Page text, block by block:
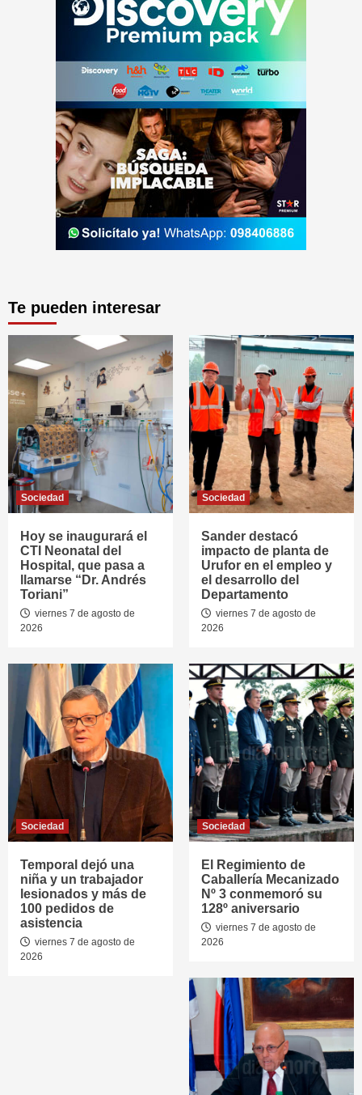
Te pueden interesar
Sociedad
Hoy se inaugurará el
CTI Neonatal del
Hospital, que pasa a
llamarse “Dr. Andrés
Toriani”
viernes 7 de agosto de
2026
Sociedad
Sander destacó
impacto de planta de
Urufor en el empleo y
el desarrollo del
Departamento
viernes 7 de agosto de
2026
Sociedad
Temporal dejó una
niña y un trabajador
lesionados y más de
100 pedidos de
asistencia
viernes 7 de agosto de
2026
Sociedad
El Regimiento de
Caballería Mecanizado
Nº 3 conmemoró su
128º aniversario
viernes 7 de agosto de
2026